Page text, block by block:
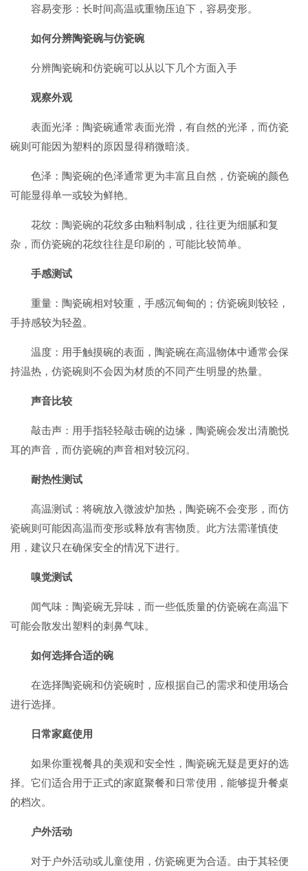
容易变形：长时间高温或重物压迫下，容易变形。
如何分辨陶瓷碗与仿瓷碗
分辨陶瓷碗和仿瓷碗可以从以下几个方面入手
观察外观
表面光泽：陶瓷碗通常表面光滑，有自然的光泽，而仿瓷
碗则可能因为塑料的原因显得稍微暗淡。
色泽：陶瓷碗的色泽通常更为丰富且自然，仿瓷碗的颜色
可能显得单一或较为鲜艳。
花纹：陶瓷碗的花纹多由釉料制成，往往更为细腻和复
杂，而仿瓷碗的花纹往往是印刷的，可能比较简单。
手感测试
重量：陶瓷碗相对较重，手感沉甸甸的；仿瓷碗则较轻，
手持感较为轻盈。
温度：用手触摸碗的表面，陶瓷碗在高温物体中通常会保
持温热，仿瓷碗则不会因为材质的不同产生明显的热量。
声音比较
敲击声：用手指轻轻敲击碗的边缘，陶瓷碗会发出清脆悦
耳的声音，而仿瓷碗的声音相对较沉闷。
耐热性测试
高温测试：将碗放入微波炉加热，陶瓷碗不会变形，而仿
瓷碗则可能因高温而变形或释放有害物质。此方法需谨慎使
用，建议只在确保安全的情况下进行。
嗅觉测试
闻气味：陶瓷碗无异味，而一些低质量的仿瓷碗在高温下
可能会散发出塑料的刺鼻气味。
如何选择合适的碗
在选择陶瓷碗和仿瓷碗时，应根据自己的需求和使用场合
进行选择。
日常家庭使用
如果你重视餐具的美观和安全性，陶瓷碗无疑是更好的选
择。它们适合用于正式的家庭聚餐和日常使用，能够提升餐桌
的档次。
户外活动
对于户外活动或儿童使用，仿瓷碗更为合适。由于其轻便